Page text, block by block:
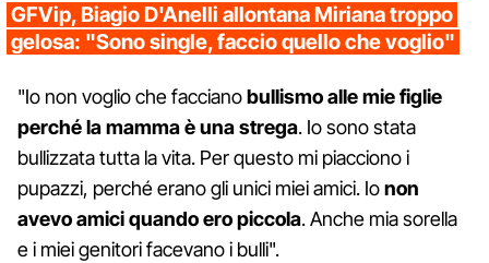
GFVip, Biagio D'Anelli allontana Miriana troppo
gelosa: "Sono single, faccio quello che voglio"
"Io non voglio che faccianobullismo alle mie figlie
perché la mamma è una strega. Io sono stata
bullizzata tutta la vita. Per questo mi piacciono i
pupazzi, perché erano gli unici miei amici. Ionon
avevo amici quando ero piccola. Anche mia sorella
e i miei genitori facevano i bulli".